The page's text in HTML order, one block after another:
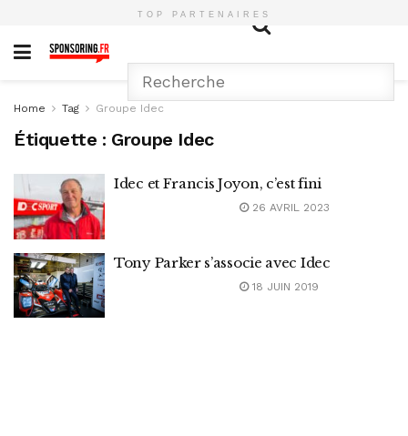
TOP PARTENAIRES
Home Tag Groupe Idec
Étiquette : Groupe Idec
Idec et Francis Joyon, c’est fini
26 AVRIL 2023
Tony Parker s’associe avec Idec
18 JUIN 2019